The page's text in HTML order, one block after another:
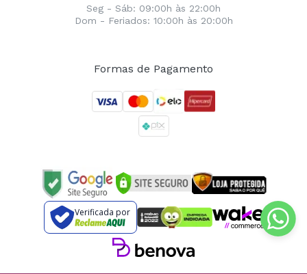
Seg - Sáb: 09:00h às 22:00h
Dom - Feriados: 10:00h às 20:00h
Formas de Pagamento
Verificada por